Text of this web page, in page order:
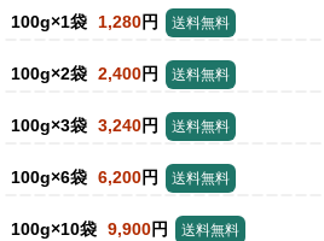
100g×1袋 1,280円 送料無料
100g×2袋 2,400円 送料無料
100g×3袋 3,240円 送料無料
100g×6袋 6,200円 送料無料
100g×10袋 9,900円 送料無料